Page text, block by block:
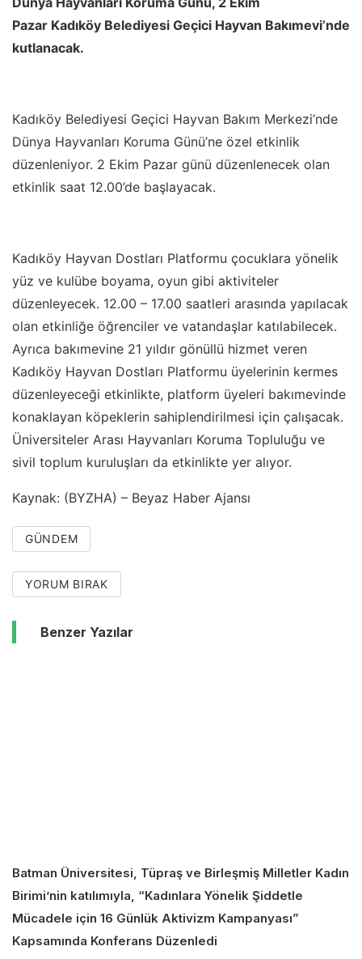
Pazar Kadıköy Belediyesi Geçici Hayvan Bakımevi’nde
kutlanacak.
Kadıköy Belediyesi Geçici Hayvan Bakım Merkezi’nde
Dünya Hayvanları Koruma Günü’ne özel etkinlik
düzenleniyor. 2 Ekim Pazar günü düzenlenecek olan
etkinlik saat 12.00’de başlayacak.
Kadıköy Hayvan Dostları Platformu çocuklara yönelik
yüz ve kulübe boyama, oyun gibi aktiviteler
düzenleyecek. 12.00 – 17.00 saatleri arasında yapılacak
olan etkinliğe öğrenciler ve vatandaşlar katılabilecek.
Ayrıca bakımevine 21 yıldır gönüllü hizmet veren
Kadıköy Hayvan Dostları Platformu üyelerinin kermes
düzenleyeceği etkinlikte, platform üyeleri bakımevinde
konaklayan köpeklerin sahiplendirilmesi için çalışacak.
Üniversiteler Arası Hayvanları Koruma Topluluğu ve
sivil toplum kuruluşları da etkinlikte yer alıyor.
Kaynak: (BYZHA) – Beyaz Haber Ajansı
GÜNDEM
YORUM BIRAK
Benzer Yazılar
Batman Üniversitesi, Tüpraş ve Birleşmiş Milletler Kadın
Birimi’nin katılımıyla, “Kadınlara Yönelik Şiddetle
Mücadele için 16 Günlük Aktivizm Kampanyası”
Kapsamında Konferans Düzenledi